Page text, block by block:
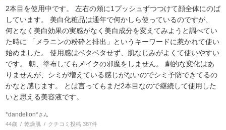
2本目を使用中です。 左右の頬に1プッシュずつつけて顔全体にのば
しています。 美白化粧品は通年で何かしら使っているのですが、
何となく美白効果の実感がなく美白成分を変えてみようと調べてい
た時に 「メラニンの粉砕と排出」というキーワードに惹かれて使い
始めました。 使用感はベタベタせず、肌なじみがよくて使いやすい
です。 朝、塗布してもメイクの邪魔をしません。 劇的な変化はあ
りませんが、シミが増えている感じがないのでシミ予防できてるの
かなと感じます。 とは言ってもまだ2本目なので継続して使用した
いと思える美容液です。
*dandelion*さん
44歳 乾燥肌 クチコミ投稿 387件